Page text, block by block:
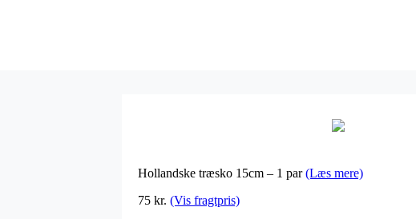
Hollandske træsko 15cm – 1 par(Læs mere)
75 kr. (Vis fragtpris)